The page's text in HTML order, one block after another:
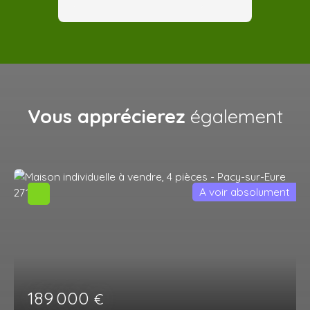
Vous apprécierez également
189 000 €
A voir absolument